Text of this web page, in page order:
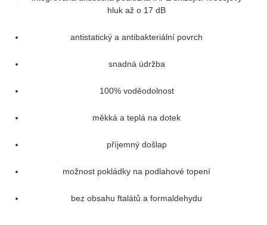
hluk až o 17 dB
antistatický a antibakteriální povrch
snadná údržba
100% voděodolnost
měkká a teplá na dotek
příjemný došlap
možnost pokládky na podlahové topení
bez obsahu ftalátů a formaldehydu